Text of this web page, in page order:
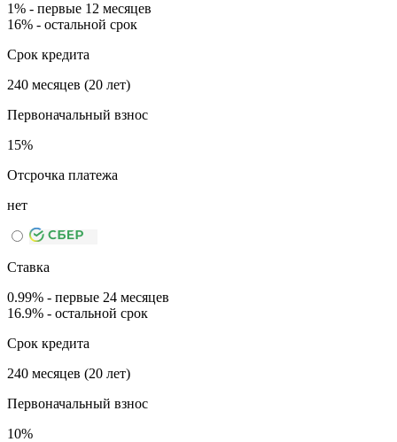
1% - первые 12 месяцев
16% - остальной срок
Срок кредита
240 месяцев (20 лет)
Первоначальный взнос
15%
Отсрочка платежа
нет
Ставка
0.99% - первые 24 месяцев
16.9% - остальной срок
Срок кредита
240 месяцев (20 лет)
Первоначальный взнос
10%